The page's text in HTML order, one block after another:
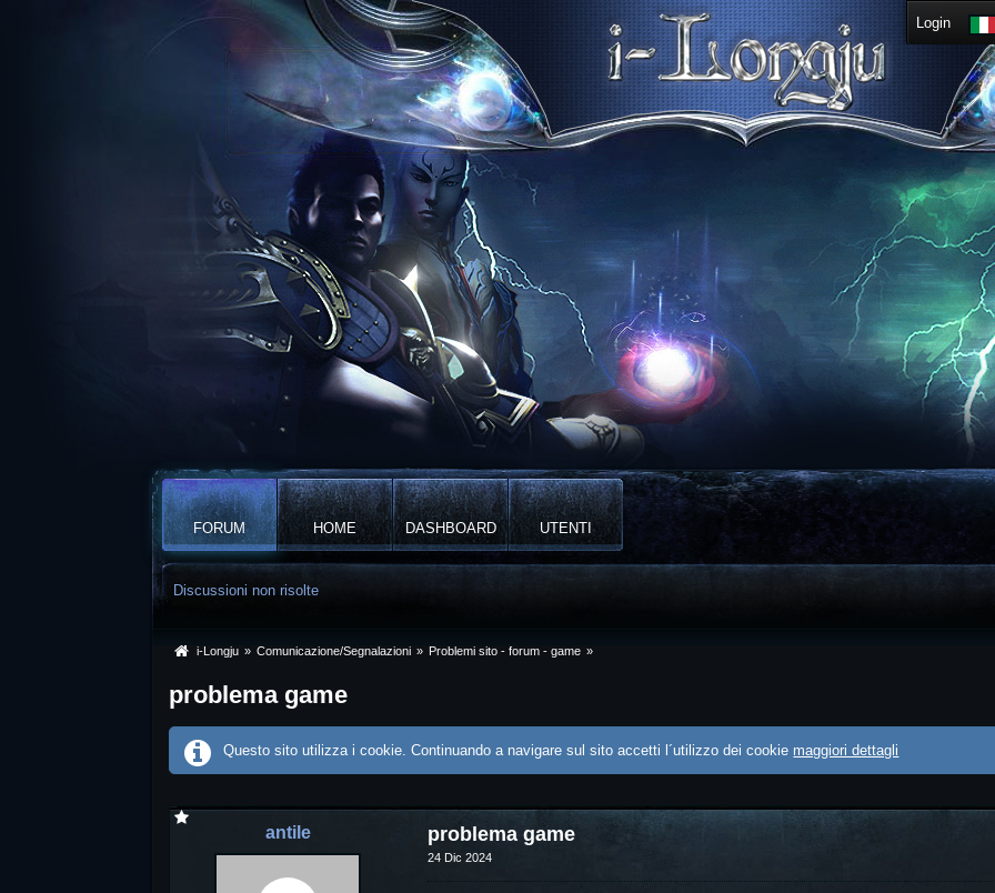
Login
FORUM HOME DASHBOARD UTENTI
Discussioni non risolte
i-Longju » Comunicazione/Segnalazioni » Problemi sito - forum - game »
problema game
Questo sito utilizza i cookie. Continuando a navigare sul sito accetti l´utilizzo dei cookie maggiori dettagli
antile problema game
24 Dic 2024